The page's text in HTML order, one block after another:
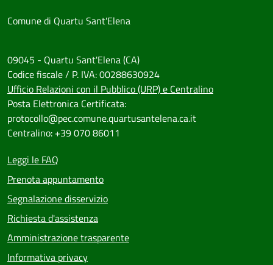
Comune di Quartu Sant'Elena
09045 - Quartu Sant'Elena (CA)
Codice fiscale / P. IVA: 00288630924
Ufficio Relazioni con il Pubblico (URP) e Centralino
Posta Elettronica Certificata:
protocollo@pec.comune.quartusantelena.ca.it
Centralino: +39 070 86011
Leggi le FAQ
Prenota appuntamento
Segnalazione disservizio
Richiesta d'assistenza
Amministrazione trasparente
Informativa privacy